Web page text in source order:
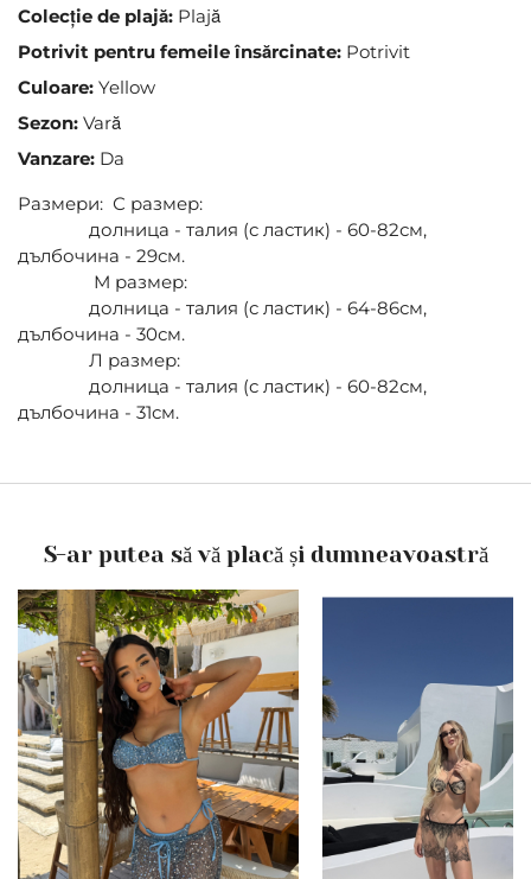
Colecție de plajă: Plajă
Potrivit pentru femeile însărcinate: Potrivit
Culoare: Yellow
Sezon: Vară
Vanzare: Da
Размери: С размер:
долница - талия (с ластик) - 60-82см,
дълбочина - 29см.
М размер:
долница - талия (с ластик) - 64-86см,
дълбочина - 30см.
Л размер:
долница - талия (с ластик) - 60-82см,
дълбочина - 31см.
S-ar putea să vă placă și dumneavoastră